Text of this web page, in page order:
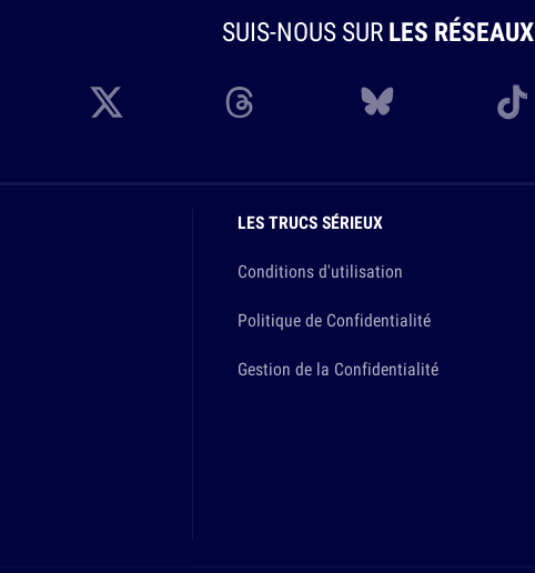
SUIS-NOUS SURLES RÉSEAUX
LES TRUCS SÉRIEUX
Conditions d'utilisation
Politique de Confidentialité
Gestion de la Confidentialité